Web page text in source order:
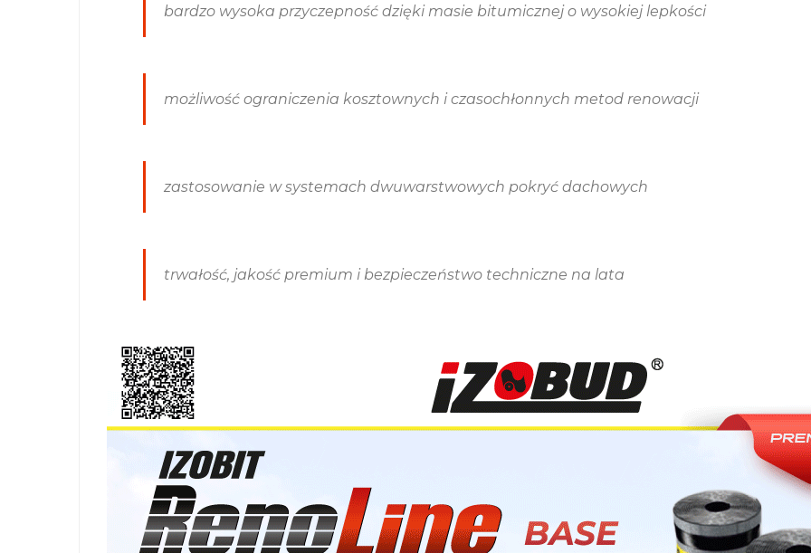
bardzo wysoka przyczepność dzięki masie bitumicznej o wysokiej lepkości
możliwość ograniczenia kosztownych i czasochłonnych metod renowacji
zastosowanie w systemach dwuwarstwowych pokryć dachowych
trwałość, jakość premium i bezpieczeństwo techniczne na lata